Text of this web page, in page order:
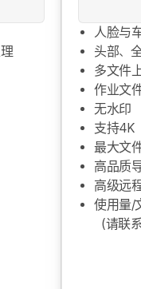
人脸与
头部、
多文件
作业文
无水印
支持4K
最大文
高品质
高级远
使用量/
（请联